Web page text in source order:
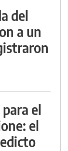
del
a un
el
el